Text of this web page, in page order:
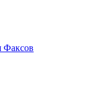
Факсов